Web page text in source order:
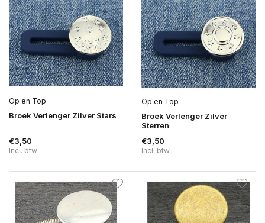
Op en Top
Broek Verlenger Zilver Stars
€3,50
Incl. btw
Op en Top
Broek Verlenger Zilver
Sterren
€3,50
Incl. btw